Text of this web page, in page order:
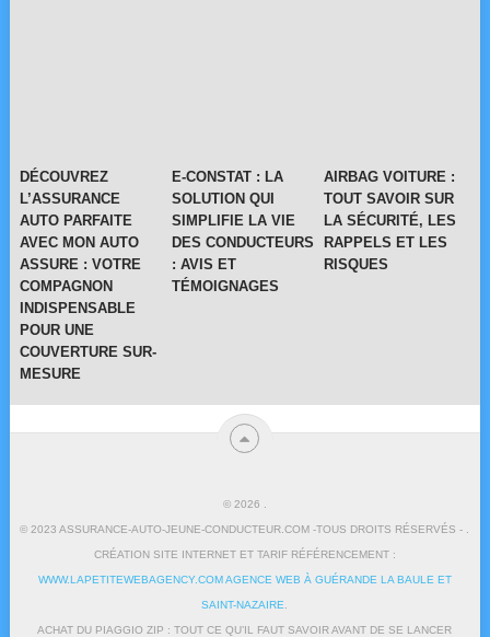
DÉCOUVREZ
L’ASSURANCE
AUTO PARFAITE
AVEC MON AUTO
ASSURE : VOTRE
COMPAGNON
INDISPENSABLE
POUR UNE
COUVERTURE SUR-
MESURE
E-CONSTAT : LA
SOLUTION QUI
SIMPLIFIE LA VIE
DES CONDUCTEURS
: AVIS ET
TÉMOIGNAGES
AIRBAG VOITURE :
TOUT SAVOIR SUR
LA SÉCURITÉ, LES
RAPPELS ET LES
RISQUES
© 2026
© 2023 ASSURANCE-AUTO-JEUNE-CONDUCTEUR.COM -TOUS DROITS RÉSERVÉS - .
CRÉATION SITE INTERNET ET TARIF RÉFÉRENCEMENT :
WWW.LAPETITEWEBAGENCY.COM AGENCE WEB À GUÉRANDE LA BAULE ET
SAINT-NAZAIRE
ACHAT DU PIAGGIO ZIP : TOUT CE QU’IL FAUT SAVOIR AVANT DE SE LANCER